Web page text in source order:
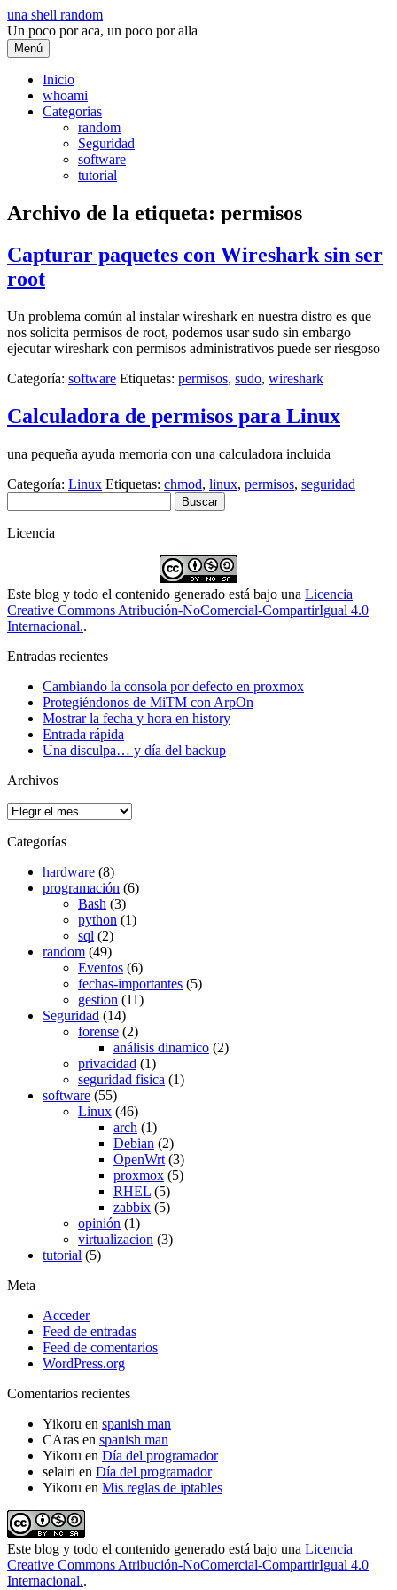
Saltar
al
contenido
una shell random
Un poco por aca, un poco por alla
Menú
Inicio
whoami
Categorias
random
Seguridad
software
tutorial
Archivo de la etiqueta: permisos
Capturar paquetes con Wireshark sin ser
root
Un problema común al instalar wireshark en nuestra distro es que
nos solicita permisos de root, podemos usar sudo sin embargo
ejecutar wireshark con permisos administrativos puede ser riesgoso
Categoría: software Etiquetas: permisos, sudo, wireshark
Calculadora de permisos para Linux
una pequeña ayuda memoria con una calculadora incluida
Categoría: Linux Etiquetas: chmod, linux, permisos, seguridad
Licencia
Este blog y todo el contenido generado está bajo una Licencia
Creative Commons Atribución-NoComercial-CompartirIgual 4.0
Internacional..
Entradas recientes
Cambiando la consola por defecto en proxmox
Protegiéndonos de MiTM con ArpOn
Mostrar la fecha y hora en history
Entrada rápida
Una disculpa… y día del backup
Archivos
Archivos
Categorías
hardware (8)
programación (6)
Bash (3)
python (1)
sql (2)
random (49)
Eventos (6)
fechas-importantes (5)
gestion (11)
Seguridad (14)
forense (2)
análisis dinamico (2)
privacidad (1)
seguridad fisica (1)
software (55)
Linux (46)
arch (1)
Debian (2)
OpenWrt (3)
proxmox (5)
RHEL (5)
zabbix (5)
opinión (1)
virtualizacion (3)
tutorial (5)
Meta
Acceder
Feed de entradas
Feed de comentarios
WordPress.org
Comentarios recientes
Yikoru en spanish man
CAras en spanish man
Yikoru en Día del programador
selairi en Día del programador
Yikoru en Mis reglas de iptables
Este blog y todo el contenido generado está bajo una Licencia
Creative Commons Atribución-NoComercial-CompartirIgual 4.0
Internacional..